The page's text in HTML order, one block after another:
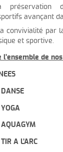
préservation
avançant
convivialité par
et sportive.
l’ensemble de
A L’ARC